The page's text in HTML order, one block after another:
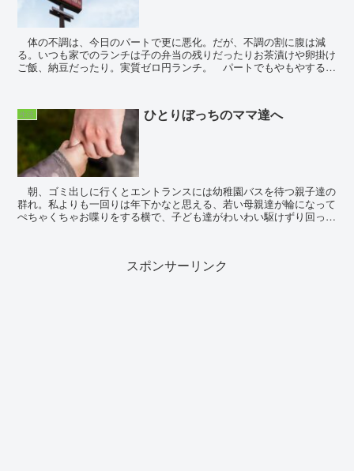
体の不調は、今日のパートで更に悪化。だが、不調の割に腹は減
る。いつも家でのランチは子の弁当の残りだったりお茶漬けや卵掛け
ご飯、納豆だったり。実質ゼロ円ランチ。 パートでもやもやするこ
生活 ひとりぼっちのママ達へ
朝、ゴミ出しに行くとエントランスには幼稚園バスを待つ親子達の
群れ。私よりも一回りは年下かなと思える、若い母親達が輪になって
ぺちゃくちゃお喋りをする横で、子ども達がわいわい駆けずり回って
スポンサーリンク